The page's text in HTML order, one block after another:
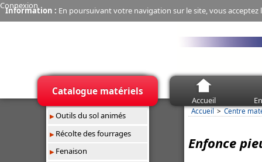
Information : En poursuivant votre navigation sur le site, vous
Connexion
Accueil
Catalogue matériels
Outils du sol animés
Récolte des fourrages
Fenaison
Accueil Centre
Enfonce